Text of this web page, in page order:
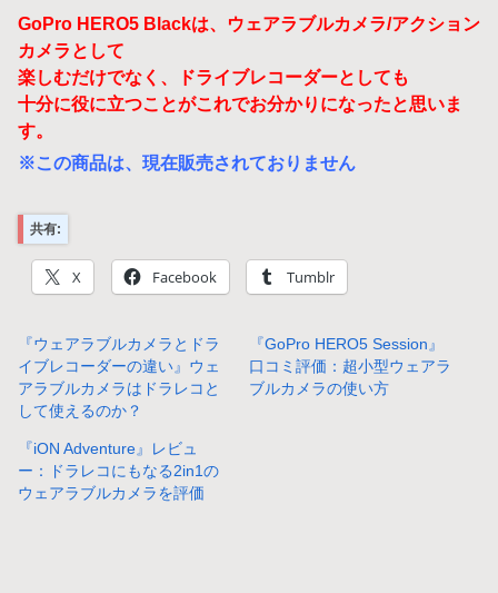
GoPro HERO5 Blackは、ウェアラブルカメラ/アクション
カメラとして
楽しむだけでなく、ドライブレコーダーとしても
十分に役に立つことがこれでお分かりになったと思いま
す。
※この商品は、現在販売されておりません
共有:
X Facebook Tumblr
『ウェアラブルカメラとドラ
イブレコーダーの違い』ウェ
アラブルカメラはドラレコと
して使えるのか？
『GoPro HERO5 Session』
口コミ評価：超小型ウェアラ
ブルカメラの使い方
『iON Adventure』レビュ
ー：ドラレコにもなる2in1の
ウェアラブルカメラを評価